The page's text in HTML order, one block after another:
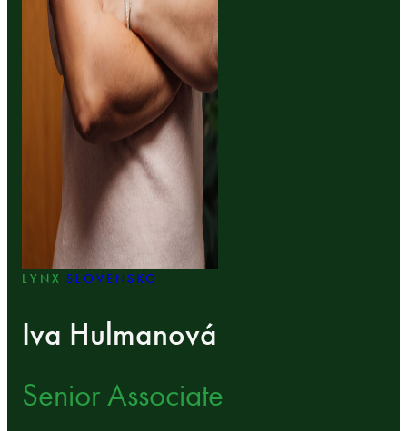
LYNXSLOVENSKO
Iva Hulmanová
Senior Associate